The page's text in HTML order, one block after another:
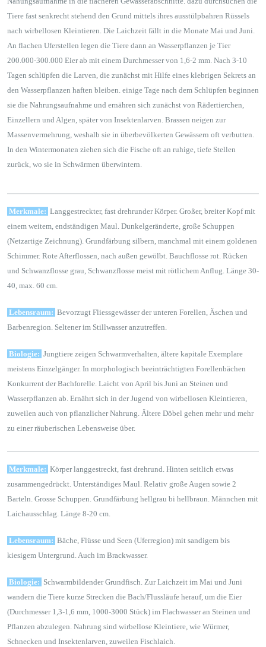
Tiere fast senkrecht stehend den Grund mittels ihres ausstülpbahren Rüssels
nach wirbellosen Kleintieren. Die Laichzeit fällt in die Monate Mai und Juni.
An flachen Uferstellen legen die Tiere dann an Wasserpflanzen je Tier
200.000-300.000 Eier ab mit einem Durchmesser von 1,6-2 mm. Nach 3-10
Tagen schlüpfen die Larven, die zunächst mit Hilfe eines klebrigen Sekrets an
den Wasserpflanzen haften bleiben. einige Tage nach dem Schlüpfen beginnen
sie die Nahrungsaufnahme und ernähren sich zunächst von Rädertierchen,
Einzellern und Algen, später von Insektenlarven. Brassen neigen zur
Massenvermehrung, weshalb sie in überbevölkerten Gewässern oft verbutten.
In den Wintermonaten ziehen sich die Fische oft an ruhige, tiefe Stellen
zurück, wo sie in Schwärmen überwintern.
Merkmale: Langgestreckter, fast drehrunder Körper. Großer, breiter Kopf mit
einem weitem, endständigen Maul. Dunkelgeränderte, große Schuppen
(Netzartige Zeichnung). Grundfärbung silbern, manchmal mit einem goldenen
Schimmer. Rote Afterflossen, nach außen gewölbt. Bauchflosse rot. Rücken
und Schwanzflosse grau, Schwanzflosse meist mit rötlichem Anflug. Länge 30-
40, max. 60 cm.
Lebensraum: Bevorzugt Fliessgewässer der unteren Forellen, Äschen und
Barbenregion. Seltener im Stillwasser anzutreffen.
Biologie: Jungtiere zeigen Schwarmverhalten, ältere kapitale Exemplare
meistens Einzelgänger. In morphologisch beeinträchtigten Forellenbächen
Konkurrent der Bachforelle. Laicht von April bis Juni an Steinen und
Wasserpflanzen ab. Ernährt sich in der Jugend von wirbellosen Kleintieren,
zuweilen auch von pflanzlicher Nahrung. Ältere Döbel gehen mehr und mehr
zu einer räuberischen Lebensweise über.
Merkmale: Körper langgestreckt, fast drehrund. Hinten seitlich etwas
zusammengedrückt. Unterständiges Maul. Relativ große Augen sowie 2
Barteln. Grosse Schuppen. Grundfärbung hellgrau bi hellbraun. Männchen mit
Laichausschlag. Länge 8-20 cm.
Lebensraum: Bäche, Flüsse und Seen (Uferregion) mit sandigem bis
kiesigem Untergrund. Auch im Brackwasser.
Biologie: Schwarmbildender Grundfisch. Zur Laichzeit im Mai und Juni
wandern die Tiere kurze Strecken die Bach/Flussläufe herauf, um die Eier
(Durchmesser 1,3-1,6 mm, 1000-3000 Stück) im Flachwasser an Steinen und
Pflanzen abzulegen. Nahrung sind wirbellose Kleintiere, wie Würmer,
Schnecken und Insektenlarven, zuweilen Fischlaich.